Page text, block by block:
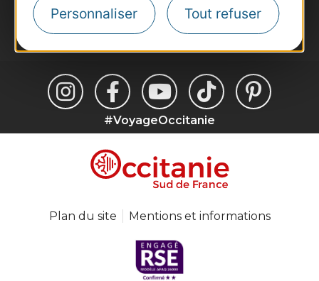
Personnaliser Tout refuser
Je m'abonne
#VoyageOccitanie
Plan du site Mentions et informations